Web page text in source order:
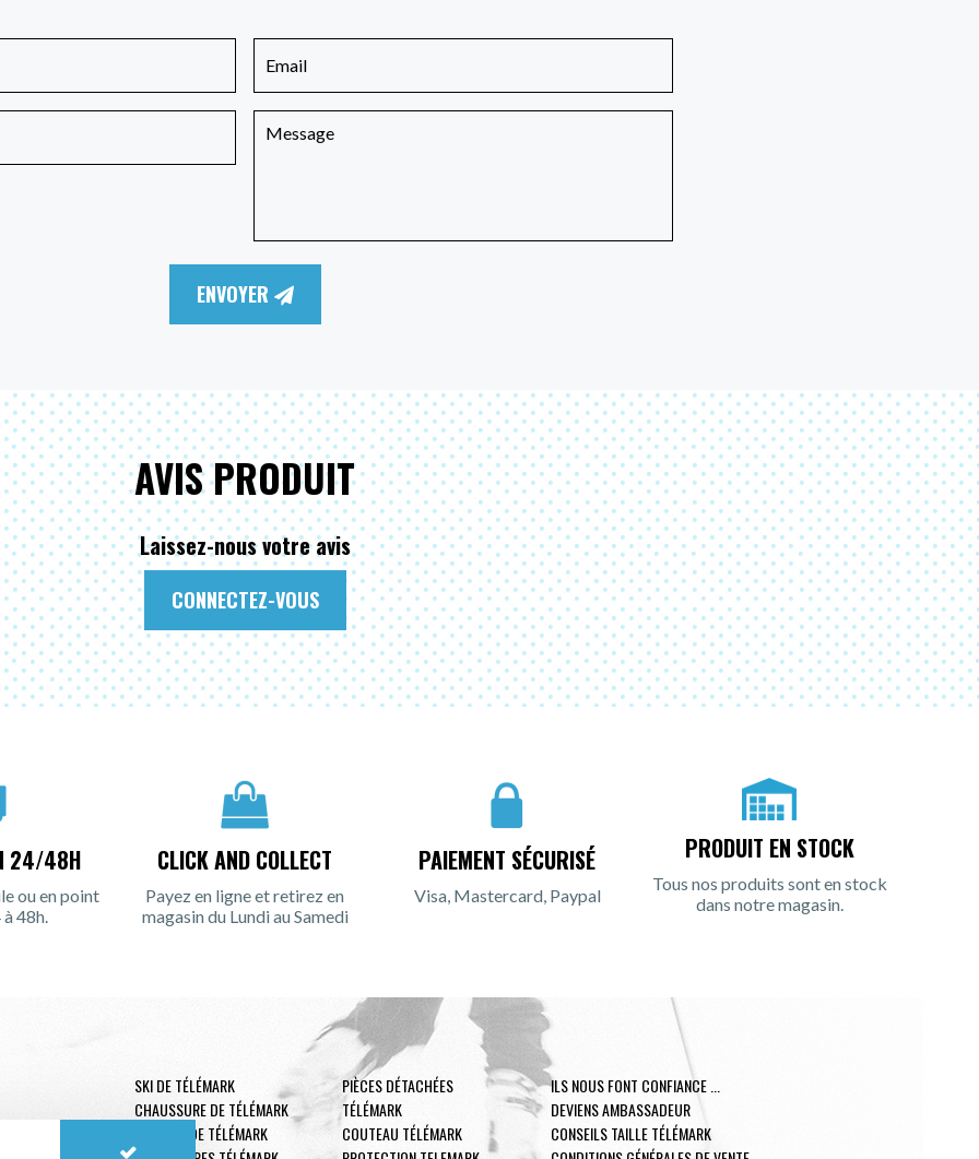
ENVOYER
AVIS PRODUIT
Laissez-nous votre avis
CONNECTEZ-VOUS
24/48H
ou en point
48h.
CLICK AND COLLECT
Payez en ligne et retirez en
magasin du Lundi au Samedi
PAIEMENT SÉCURISÉ
Visa, Mastercard, Paypal
PRODUIT EN STOCK
Tous nos produits sont en stock
dans notre magasin.
SKI DE TÉLÉMARK
CHAUSSURE DE TÉLÉMARK
FIXATION DE TÉLÉMARK
PIÈCES DÉTACHÉES
TÉLÉMARK
COUTEAU TÉLÉMARK
ILS NOUS FONT CONFIANCE ...
DEVIENS AMBASSADEUR
CONSEILS TAILLE TÉLÉMARK